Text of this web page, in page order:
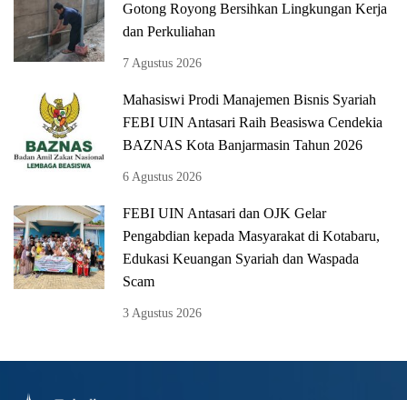
Gotong Royong Bersihkan Lingkungan Kerja
dan Perkuliahan
7 Agustus 2026
Mahasiswi Prodi Manajemen Bisnis Syariah
FEBI UIN Antasari Raih Beasiswa Cendekia
BAZNAS Kota Banjarmasin Tahun 2026
6 Agustus 2026
FEBI UIN Antasari dan OJK Gelar
Pengabdian kepada Masyarakat di Kotabaru,
Edukasi Keuangan Syariah dan Waspada
Scam
3 Agustus 2026